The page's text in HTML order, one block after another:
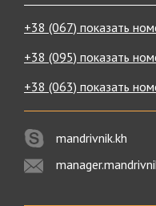
+38 (067) показать
+38 (095) показать
+38 (063) показать
mandrivnik.kh